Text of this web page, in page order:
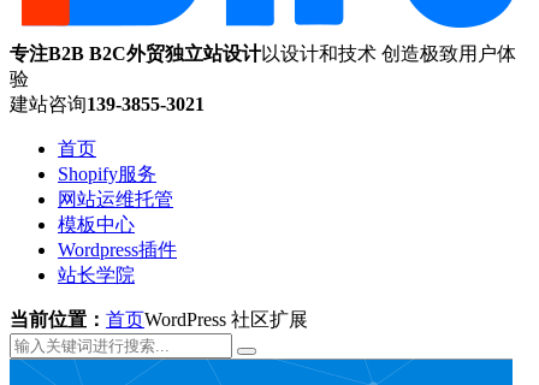
专注B2B B2C外贸独立站设计以设计和技术 创造极致用户体
验
建站咨询139-3855-3021
首页
Shopify服务
网站运维托管
模板中心
Wordpress插件
站长学院
当前位置： 首页WordPress 社区扩展